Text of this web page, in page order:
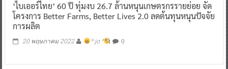
‘ไบเออร์ไทย’ 60 ปี ทุ่มงบ 26.7 ล้านหนุนเกษตรกรรายย่อย จัด
โครงการ Better Farms, Better Lives 2.0 ลดต้นทุนหนุนปัจจัย
การผลิต
20 พฤษภาคม 2022 ^ jo ^ 0